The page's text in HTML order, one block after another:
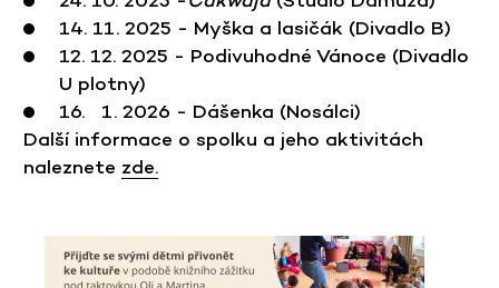
14. 11. 2025 - Myška a lasičák (Divadlo B)
12. 12. 2025 - Podivuhodné Vánoce (Divadlo
U plotny)
16. 1. 2026 - Dášenka (Nosálci)
Další informace o spolku a jeho aktivitách
naleznete zde.